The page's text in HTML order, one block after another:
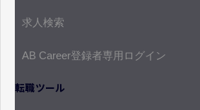
求人検索
AB Career登録者専用ログイン
転職ツール